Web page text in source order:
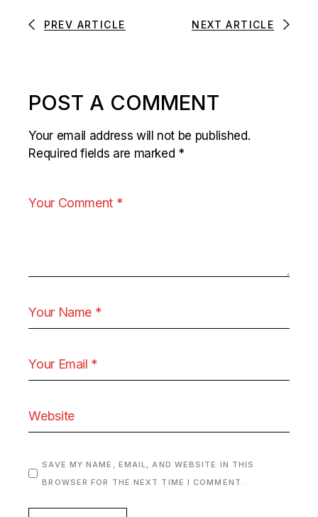
PREV ARTICLE NEXT ARTICLE
POST A COMMENT
Your email address will not be published.
Required fields are marked *
SAVE MY NAME, EMAIL, AND WEBSITE IN THIS
BROWSER FOR THE NEXT TIME I COMMENT.